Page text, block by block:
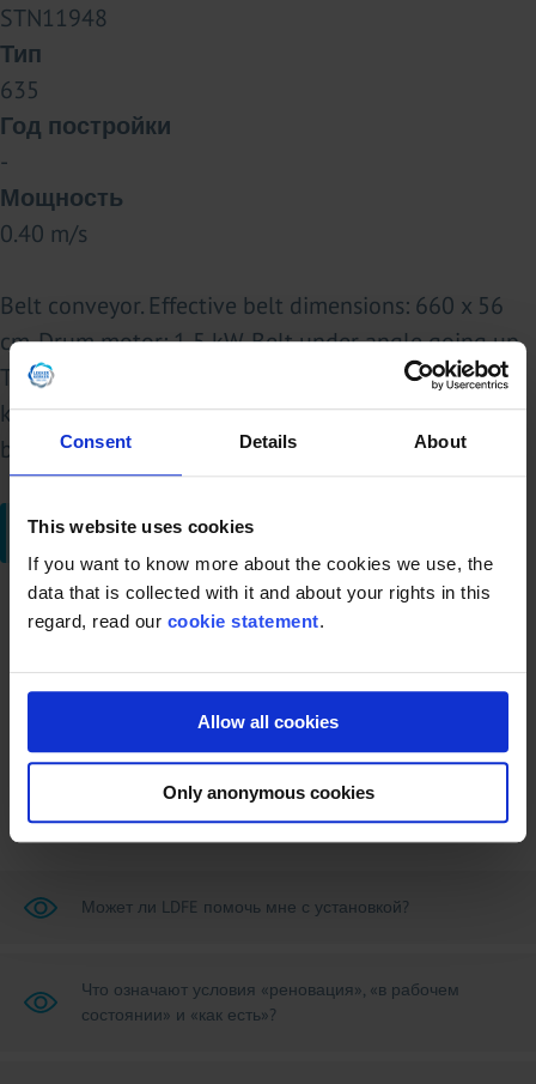
Consent Details About
This website uses cookies
If you want to know more about the cookies we use, the
data that is collected with it and about your rights in this
regard, read our cookie statement.
Allow all cookies
Only anonymous cookies
STN11948
Тип
635
Год постройки
-
Мощность
0.40 m/s
Belt conveyor. Effective belt dimensions: 660 x 56
cm. Drum motor: 1,5 kW. Belt under angle going up.
Total dimensions: 670 x 120 x 100 cm. Weight: 670
kg. Will be sold together with STN11950 (Ribbon
blender). Last photo is of both together.
Запросить предложение
Вернуться к обзору
Может ли LDFE помочь мне с установкой?
Что означают условия «реновация», «в рабочем
состоянии» и «как есть»?